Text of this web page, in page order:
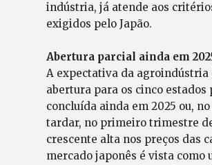
indústria, já atende aos
exigidos pelo Japão.
Abertura parcial ainda em
A expectativa da agroindústria
abertura para os cinco estados
concluída ainda em 2025 ou,
tardar, no primeiro trimestre
crescente alta nos preços das
mercado japonês é vista como